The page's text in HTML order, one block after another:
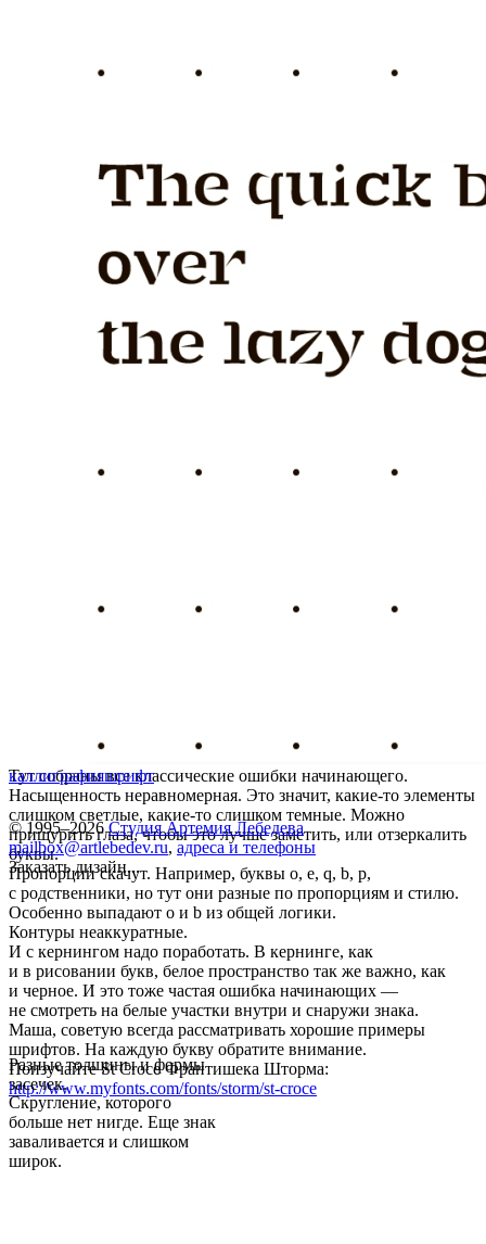
Тут собраны все классические ошибки начинающего.
Насыщенность неравномерная. Это значит, какие-то элементы
слишком светлые, какие-то слишком темные. Можно
прищурить глаза, чтобы это лучше заметить, или отзеркалить
буквы.
Пропорции скачут. Например, буквы o, e, q, b, p,
c родственники, но тут они разные по пропорциям и стилю.
Особенно выпадают о и b из общей логики.
Контуры неаккуратные.
И с кернингом надо поработать. В кернинге, как
и в рисовании букв, белое пространство так же важно, как
и черное. И это тоже частая ошибка начинающих —
не смотреть на белые участки внутри и снаружи знака.
Маша, советую всегда рассматривать хорошие примеры
шрифтов. На каждую букву обратите внимание.
Поизучайте St Croce Франтишека Шторма:
http://www.myfonts.com/fonts/storm/st-croce
Разные толщины и формы
засечек.
Скругление, которого
больше нет нигде. Еще знак
заваливается и слишком
широк.
каллиграфияшрифт
© 1995–2026 Студия Артемия Лебедева
mailbox@artlebedev.ru, адреса и телефоны
Заказать дизайн...